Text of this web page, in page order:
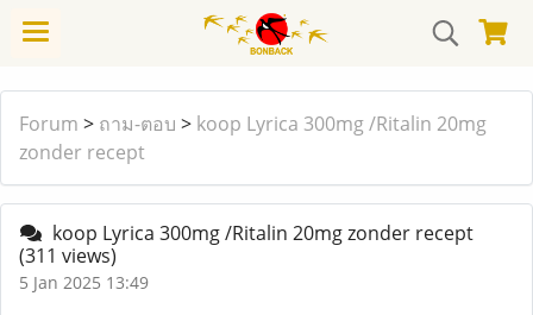
Forum > ถาม-ตอบ > koop Lyrica 300mg /Ritalin 20mg
zonder recept
koop Lyrica 300mg /Ritalin 20mg zonder recept
(311 views)
5 Jan 2025 13:49